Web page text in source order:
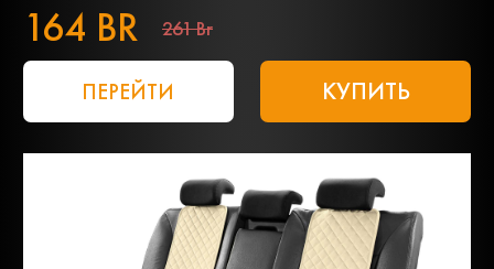
164 BR 261 Br
ПЕРЕЙТИ КУПИТЬ